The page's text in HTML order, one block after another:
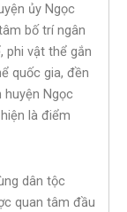
ủy Ngọc
bố trí ngân
phi vật thể gắn
quốc gia, đền
huyện Ngọc
là điểm
dân tộc
quan tâm đầu